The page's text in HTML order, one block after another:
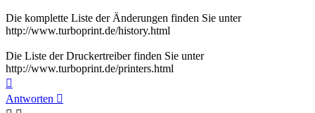
Die komplette Liste der Änderungen finden Sie unter
http://www.turboprint.de/history.html
Die Liste der Druckertreiber finden Sie unter
http://www.turboprint.de/printers.html
oben
Antworten